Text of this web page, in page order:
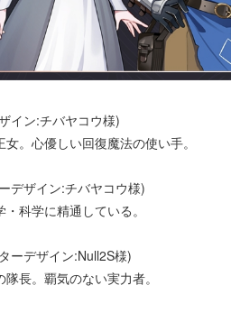
イン:チバヤコウ様)
。心優しい回復魔法の使い手。
デザイン:チバヤコウ様)
科学に精通している。
ーデザイン:Null2S様)
長。覇気のない実力者。